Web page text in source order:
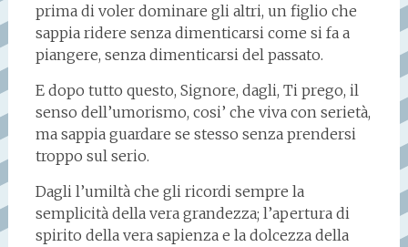
prima di voler dominare gli altri, un figlio che
sappia ridere senza dimenticarsi come si fa a
piangere, senza dimenticarsi del passato.
E dopo tutto questo, Signore, dagli, Ti prego, il
senso dell’umorismo, cosi’ che viva con serietà,
ma sappia guardare se stesso senza prendersi
troppo sul serio.
Dagli l’umiltà che gli ricordi sempre la
semplicità della vera grandezza; l’apertura di
spirito della vera sapienza e la dolcezza della